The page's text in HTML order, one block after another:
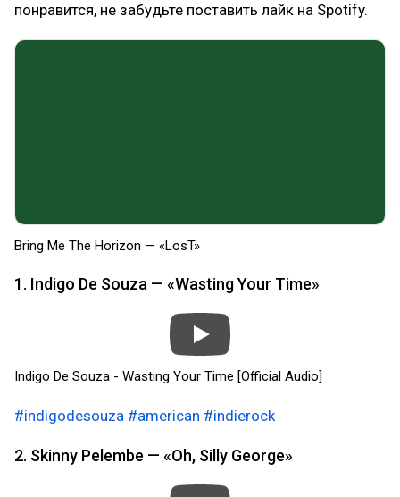
понравится, не забудьте поставить лайк на Spotify.
Bring Me The Horizon — «LosT»
1. Indigo De Souza — «Wasting Your Time»
Indigo De Souza - Wasting Your Time [Official Audio]
#indigodesouza #american #indierock
2. Skinny Pelembe — «Oh, Silly George»